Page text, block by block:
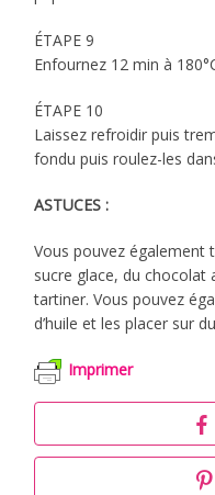
ÉTAPE 9
Enfournez 12 min à
ÉTAPE 10
Laissez refroidir puis
fondu puis roulez-les
ASTUCES :
Vous pouvez également
sucre glace, du chocolat
tartiner. Vous pouvez
d’huile et les placer sur
Imprimer